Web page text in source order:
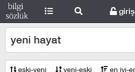
giriş
yeni hayat
eski-yeni yeni-eski en iyi-